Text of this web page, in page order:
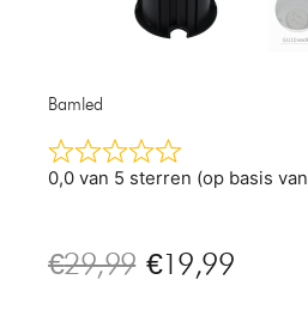
Bamled
0,0 van 5 sterren (op basis
€29,99 €19,99